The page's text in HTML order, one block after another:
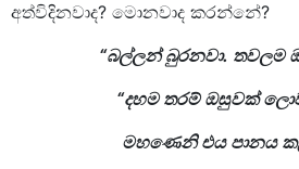
අත්විදිනවාද? මොනවාද කරන්නේ?
“බල්ලන් බුරනවා. තවලම
“දහම තරම් ඔසුවක්
මහණෙනි එය පානය